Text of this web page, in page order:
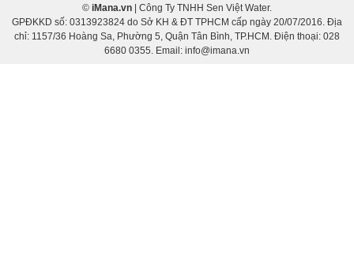
© iMana.vn | Công Ty TNHH Sen Việt Water.
GPĐKKD số: 0313923824 do Sở KH & ĐT TPHCM cấp ngày 20/07/2016. Địa
chỉ: 1157/36 Hoàng Sa, Phường 5, Quận Tân Bình, TP.HCM. Điện thoại: 028
6680 0355. Email: info@imana.vn